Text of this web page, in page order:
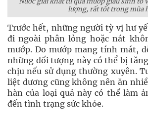
lượng, rất tốt trong mùa
Trước hết, những người tỳ vị hư
đi ngoài phân lỏng hoặc nát
mướp. Do mướp mang tính mát,
những đối tượng này có thể bị
chịu nếu sử dụng thường xuyên.
liệt dương cũng không nên ăn
hàn của loại quả này có thể làm
đến tình trạng sức khỏe.